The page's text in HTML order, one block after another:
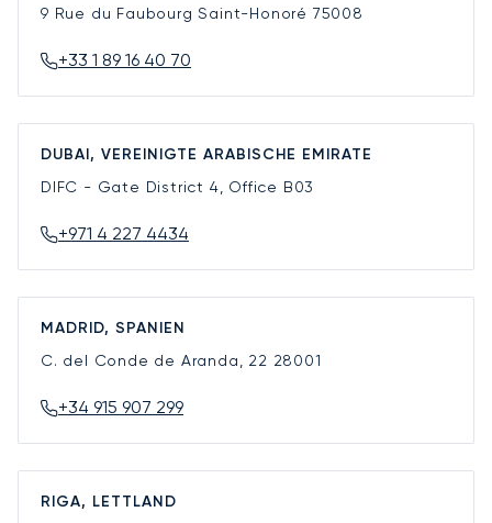
9 Rue du Faubourg Saint-Honoré 75008
+33 1 89 16 40 70
DUBAI, VEREINIGTE ARABISCHE EMIRATE
DIFC - Gate District 4, Office B03
+971 4 227 4434
MADRID, SPANIEN
C. del Conde de Aranda, 22 28001
+34 915 907 299
RIGA, LETTLAND